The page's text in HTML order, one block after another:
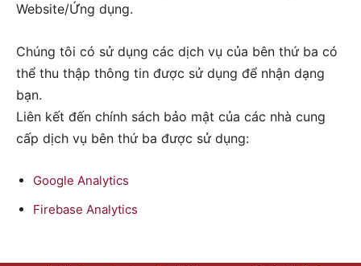
Website/Ứng dụng.
Chúng tôi có sử dụng các dịch vụ của bên thứ ba có
thể thu thập thông tin được sử dụng để nhận dạng
bạn.
Liên kết đến chính sách bảo mật của các nhà cung
cấp dịch vụ bên thứ ba được sử dụng:
Google Analytics
Firebase Analytics